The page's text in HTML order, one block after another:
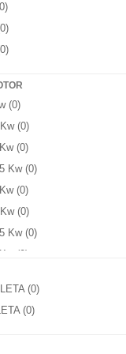
W116
W136
W160
M112(0)
F125
S0IF(0)
B44
W125
W140
(0)
(0)
(0)
(0)
(0)
Kw(0)
(0)
(0)
Kw(0)
(0)
Kw
(0)
(0)